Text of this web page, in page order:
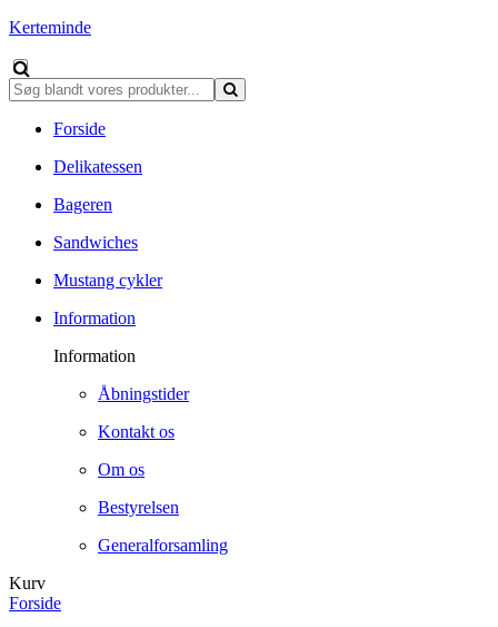
Kerteminde
Forside
Delikatessen
Bageren
Sandwiches
Mustang cykler
Information
Information
Åbningstider
Kontakt os
Om os
Bestyrelsen
Generalforsamling
Kurv
Forside